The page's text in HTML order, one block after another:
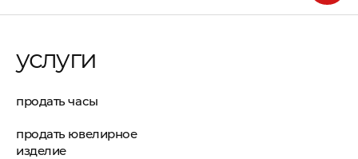
услуги
продать часы
продать ювелирное
изделие